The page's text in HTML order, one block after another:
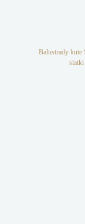
Balustrady kute
siatki